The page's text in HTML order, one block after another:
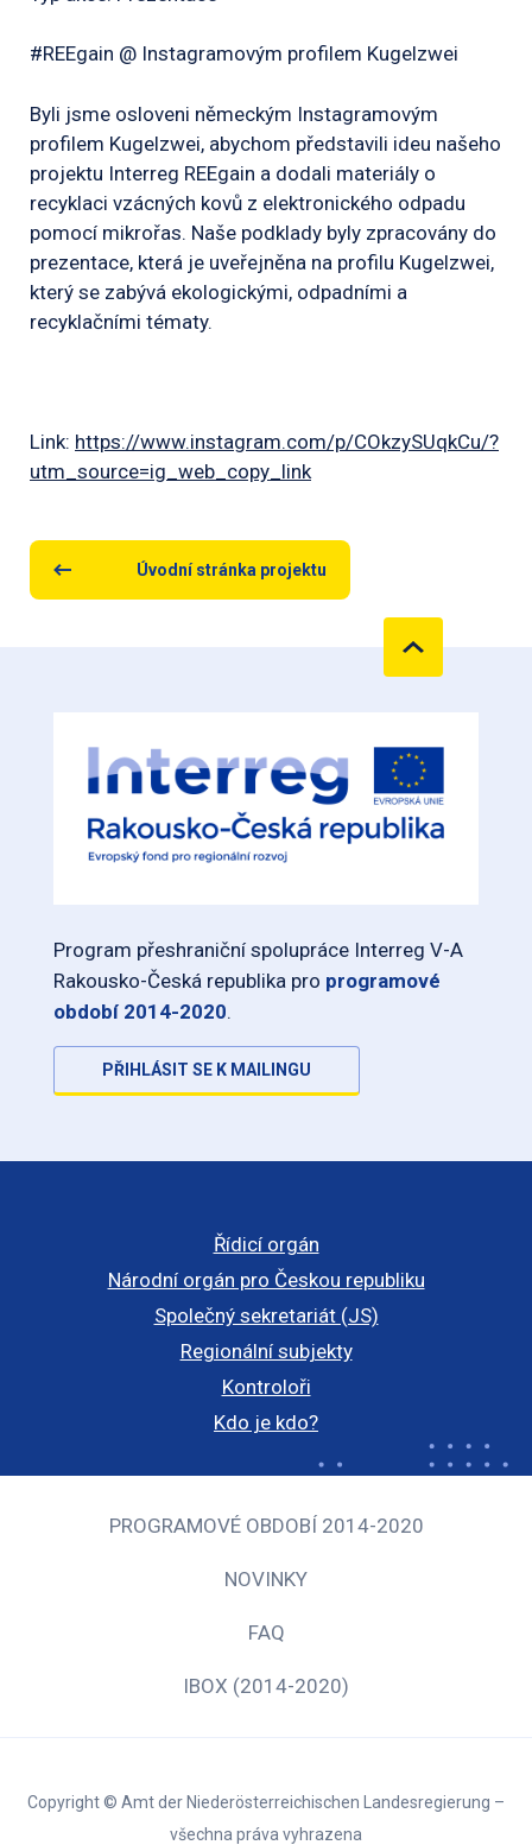
#REEgain @ Instagramovým profilem Kugelzwei
Byli jsme osloveni německým Instagramovým
profilem Kugelzwei, abychom představili ideu našeho
projektu Interreg REEgain a dodali materiály o
recyklaci vzácných kovů z elektronického odpadu
pomocí mikrořas. Naše podklady byly zpracovány do
prezentace, která je uveřejněna na profilu Kugelzwei,
který se zabývá ekologickými, odpadními a
recyklačními tématy.
Link: https://www.instagram.com/p/COkzySUqkCu/?
utm_source=ig_web_copy_link
Úvodní stránka projektu
Program přeshraniční spolupráce Interreg V-A
Rakousko-Česká republika pro programové
období 2014-2020.
PŘIHLÁSIT SE K MAILINGU
Řídicí orgán
Národní orgán pro Českou republiku
Společný sekretariát (JS)
Regionální subjekty
Kontroloři
Kdo je kdo?
PROGRAMOVÉ OBDOBÍ 2014-2020
NOVINKY
FAQ
IBOX (2014-2020)
Copyright © Amt der Niederösterreichischen Landesregierung –
všechna práva vyhrazena